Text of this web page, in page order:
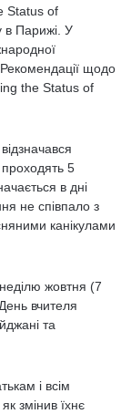
Status of
в Парижі. У
щодо
the Status of
проходять 5
в дні
не співпало з
канікулами
жовтня (7
вчителя
та
і всім
змінив їхнє